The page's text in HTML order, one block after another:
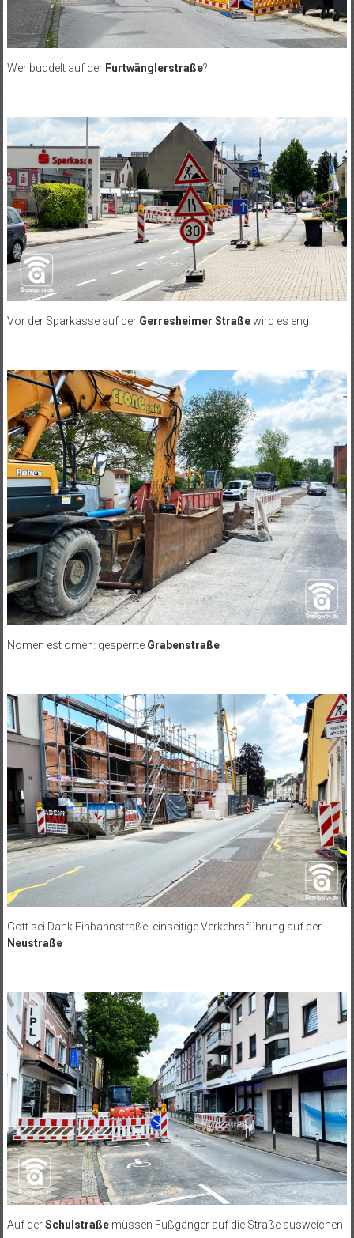
Wer buddelt auf der Furtwänglerstraße?
Vor der Sparkasse auf der Gerresheimer Straßewird es eng
Nomen est omen: gesperrte Grabenstraße
Gott sei Dank Einbahnstraße: einseitige Verkehrsführung auf der
Neustraße
Auf derSchulstraßemüssen Fußgänger auf die Straße ausweichen